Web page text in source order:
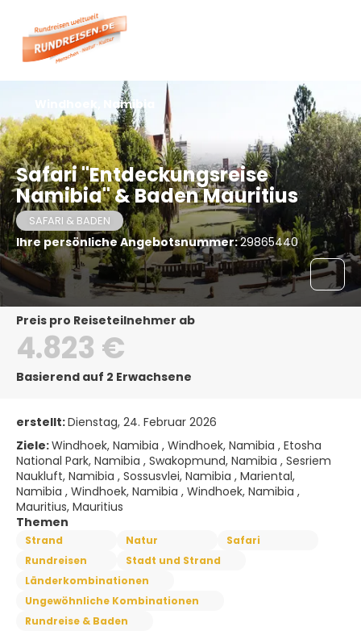
Safari "Entdeckungsreise
Namibia" & Baden Mauritius
SAFARI & BADEN
Ihre persönliche Angebotsnummer:29865440
Windhoek, Namibia
Preis pro Reiseteilnehmer ab
4.823 €
Basierend auf 2 Erwachsene
erstellt:Dienstag, 24. Februar 2026
Ziele:Windhoek, Namibia , Windhoek, Namibia , Etosha
National Park, Namibia , Swakopmund, Namibia , Sesriem
Naukluft, Namibia , Sossusvlei, Namibia , Mariental,
Namibia , Windhoek, Namibia , Windhoek, Namibia ,
Mauritius, Mauritius
Themen
Strand Natur
Safari
Rundreisen
Stadt und Strand
Länderkombinationen
Ungewöhnliche Kombinationen
Rundreise & Baden